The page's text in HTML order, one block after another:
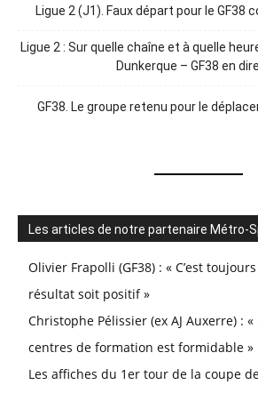
Ligue 2 (J1). Faux départ pour le GF38
Ligue 2 : Sur quelle chaîne et à quelle
Dunkerque – GF38 en
GF38. Le groupe retenu pour le
Les articles de notre partenaire Métro-
Olivier Frapolli (GF38) : « C’est
résultat soit positif »
Christophe Pélissier (ex AJ Auxerre) :
centres de formation est formidable »
Les affiches du 1er tour de la coupe